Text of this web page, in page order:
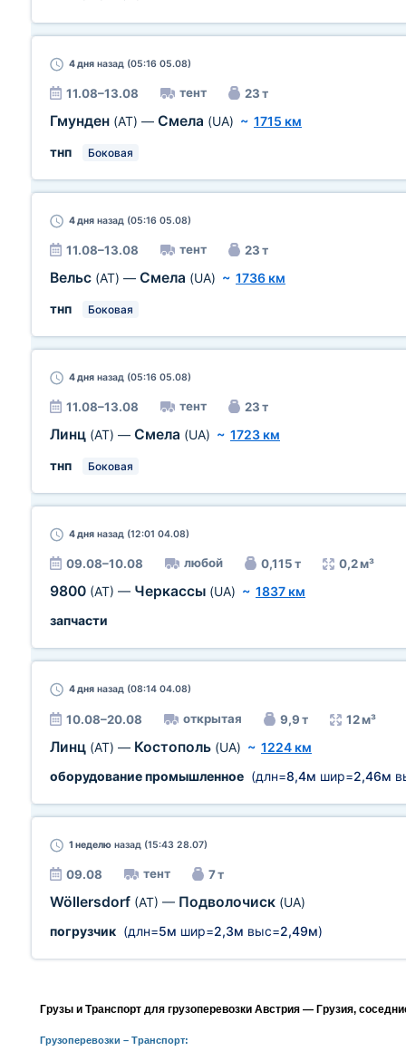
4 дня назад (05:16 05.08)
11.08–13.08 тент 23 т
Гмунден (AT) — Смела (UA) ~ 1715 км
тнп
Боковая
4 дня назад (05:16 05.08)
11.08–13.08 тент 23 т
Вельс (AT) — Смела (UA) ~ 1736 км
тнп
Боковая
4 дня назад (05:16 05.08)
11.08–13.08 тент 23 т
Линц (AT) — Смела (UA) ~ 1723 км
тнп
Боковая
4 дня назад (12:01 04.08)
09.08–10.08 любой 0,115 т 0,2 м³
9800 (AT) — Черкассы (UA) ~ 1837 км
запчасти
4 дня назад (08:14 04.08)
10.08–20.08 открытая 9,9 т 12 м³
Линц (AT) — Костополь (UA) ~ 1224 км
оборудование промышленное (длн=8,4м шир=2,46м
1 неделю назад (15:43 28.07)
09.08 тент 7 т
Wöllersdorf (AT) — Подволочиск (UA)
погрузчик (длн=5м шир=2,3м выс=2,49м)
Грузы и Транспорт для грузоперевозки Австрия — Грузия,
Грузоперевозки – Транспорт: